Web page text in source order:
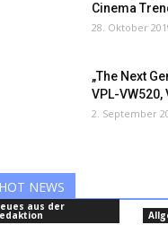
Cinema
28. Oktober
„The Next
VPL-VW520,
2. September
HOT NEWS
aus der